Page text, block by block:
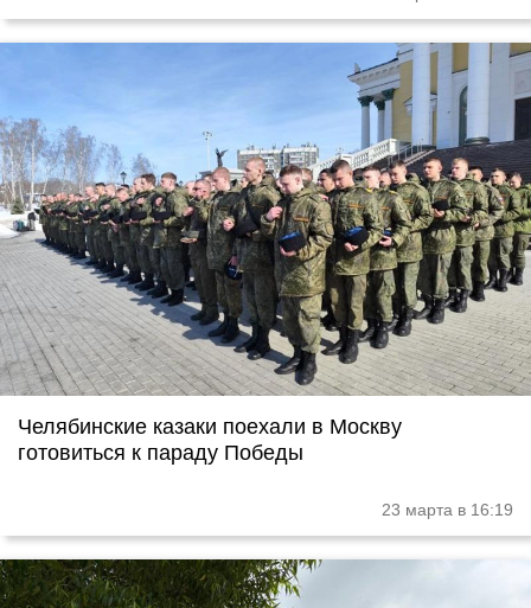
Челябинские казаки поехали в Москву
готовиться к параду Победы
23 марта в 16:19